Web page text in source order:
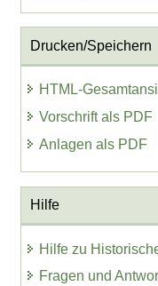
Drucken/Speichern
HTML-
Vorschrift als PDF
Anlagen als PDF
Hilfe
Hilfe zu
Fragen und